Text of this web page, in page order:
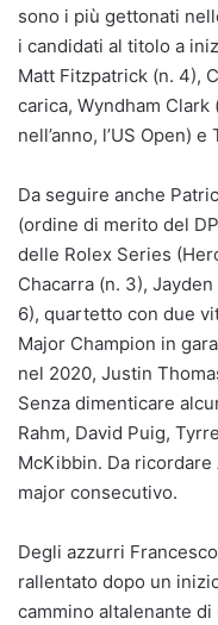
sono i più gettonati
i candidati al titolo a
Matt Fitzpatrick (n. 4),
carica, Wyndham
nell’anno, l’US Open)
Da seguire anche
(ordine di merito del
delle Rolex Series
Chacarra (n. 3),
6), quartetto con due
Major Champion in
nel 2020, Justin
Senza dimenticare
Rahm, David Puig,
McKibbin. Da ricordare
major consecutivo.
Degli azzurri
rallentato dopo un
cammino altalenante